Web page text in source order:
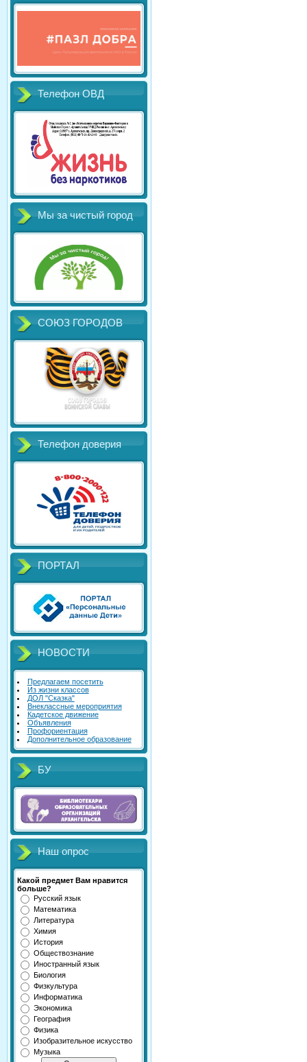
Телефон ОВД
Мы за чистый город
СОЮЗ ГОРОДОВ
Телефон доверия
ПОРТАЛ
НОВОСТИ
Предлагаем посетить
Из жизни классов
ДОЛ "Сказка"
Внеклассные мероприятия
Кадетское движение
Объявления
Профориентация
Дополнительное образование
БУ
Наш опрос
Какой предмет Вам нравится
больше?
Русский язык
Математика
Литература
Химия
История
Обществознание
Иностранный язык
Биология
Физкультура
Информатика
Экономика
География
Физика
Изобразительное искусство
Музыка